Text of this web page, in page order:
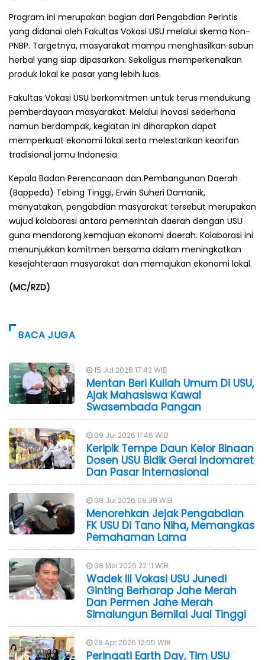
Program ini merupakan bagian dari Pengabdian Perintis
yang didanai oleh Fakultas Vokasi USU melalui skema Non-
PNBP. Targetnya, masyarakat mampu menghasilkan sabun
herbal yang siap dipasarkan. Sekaligus memperkenalkan
produk lokal ke pasar yang lebih luas.
Fakultas Vokasi USU berkomitmen untuk terus mendukung
pemberdayaan masyarakat. Melalui inovasi sederhana
namun berdampak, kegiatan ini diharapkan dapat
memperkuat ekonomi lokal serta melestarikan kearifan
tradisional jamu Indonesia.
Kepala Badan Perencanaan dan Pembangunan Daerah
(Bappeda) Tebing Tinggi, Erwin Suheri Damanik,
menyatakan, pengabdian masyarakat tersebut merupakan
wujud kolaborasi antara pemerintah daerah dengan USU
guna mendorong kemajuan ekonomi daerah. Kolaborasi ini
menunjukkan komitmen bersama dalam meningkatkan
kesejahteraan masyarakat dan memajukan ekonomi lokal.
(MC/RZD)
BACA JUGA
15 Jul 2026 17:42 WIB
Mentan Beri Kuliah Umum Di USU,
Ajak Mahasiswa Kawal
Swasembada Pangan
09 Jul 2026 11:46 WIB
Keripik Tempe Daun Kelor Binaan
Dosen USU Bidik Gerai Indomaret
Dan Pasar Internasional
08 Jul 2026 08:39 WIB
Menorehkan Jejak Pengabdian
FK USU Di Tano Niha, Memangkas
Pemahaman Lama
08 Mei 2026 22:11 WIB
Wadek III Vokasi USU Junedi
Ginting Berharap Jahe Merah
Dan Permen Jahe Merah
Simalungun Bernilai Jual Tinggi
28 Apr 2026 12:55 WIB
Peringati Earth Day, Tim USU